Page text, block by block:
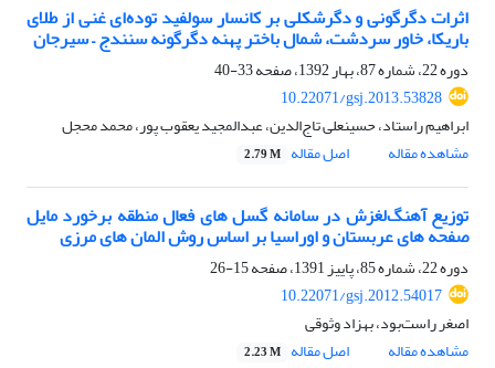
اثرات دگرگونی و دگرشکلی بر کانسار سولفید توده‌ای غنی از طلای
باریکا، خاور سردشت، شمال باختر پهنه دگرگونه سنندج – سیرجان
دوره 22، شماره 87، بهار 1392، صفحه
33-40
10.22071/gsj.2013.53828
ابراهیم راستاد، حسینعلی تاج‌الدین، عبدالمجید یعقوب پور، محمد محجل
مشاهده مقاله
اصل مقاله 2.79 M
توزیع آهنگ‌لغزش در سامانه گسل های فعال منطقه برخورد مایل
صفحه های عربستان و اوراسیا بر اساس روش المان های مرزی
دوره 22، شماره 85، پاییز 1391، صفحه
15-26
10.22071/gsj.2012.54017
اصغر راست‌بود، بهزاد وثوقی
مشاهده مقاله
اصل مقاله 2.23 M